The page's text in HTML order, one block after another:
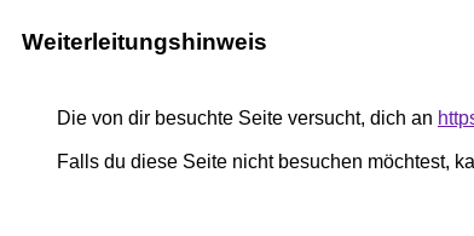
Weiterleitungshinweis
Die von dir besuchte Seite versucht, dich an
Falls du diese Seite nicht besuchen möchtest,